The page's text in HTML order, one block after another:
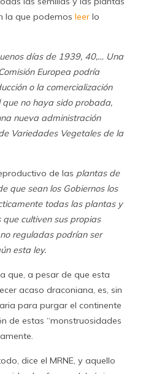
la que podemos leer lo
días de 1939, 40,… Una
Europea podría
o la comercialización
no haya sido probada,
nueva administración
Variedades Vegetales de la
de las plantas de
que sean los Gobiernos los
todas las plantas y
cultiven sus propias
reguladas podrían ser
esta ley.
que, a pesar de que esta
acaso draconiana, es, sin
para purgar el continente
de estas “monstruosidades
dice el MRNE, y aquello